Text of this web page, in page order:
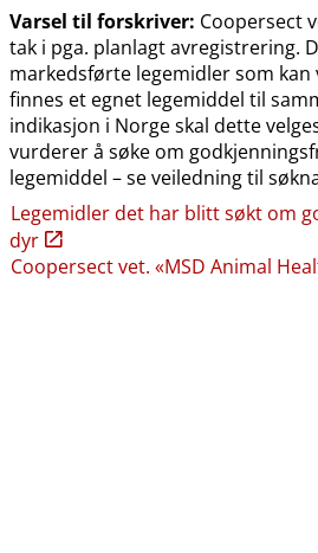
Varsel til forskriver: Coopersect
tak i pga. planlagt avregistrering.
markedsførte legemidler som kan
finnes et egnet legemiddel til
indikasjon i Norge skal dette
vurderer å søke om
legemiddel – se veiledning til
Legemidler det har blitt søkt om
dyr
Coopersect vet. «MSD Animal